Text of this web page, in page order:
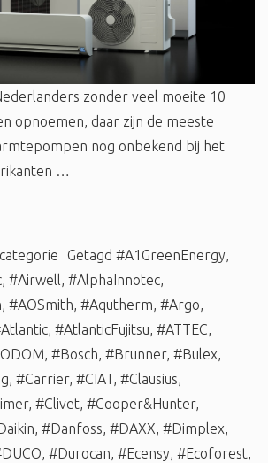
zonder veel moeite 10
opnoemen, daar zijn de meeste
nog onbekend bij het
…
Getagd #A1GreenEnergy,
, #Airwell, #AlphaInnotec,
, #AOSmith, #Aqutherm, #Argo,
, #AtlanticFujitsu, #ATTEC,
, #Bosch, #Brunner, #Bulex,
, #Carrier, #CIAT, #Clausius,
, #Clivet, #Cooper&Hunter,
, #Danfoss, #DAXX, #Dimplex,
, #Durocan, #Ecensy, #Ecoforest,